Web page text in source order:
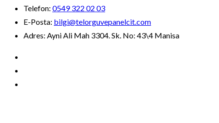
Telefon: 0549 322 02 03
E-Posta: bilgi@telorguvepanelcit.com
Adres: Ayni Ali Mah 3304. Sk. No: 43\4 Manisa